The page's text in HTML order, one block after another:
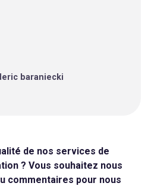
baraniecki
de nos services de
? Vous souhaitez nous
commentaires pour nous